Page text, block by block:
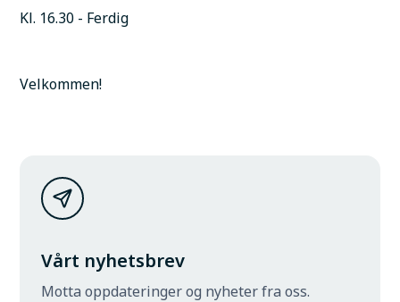
Kl. 16.30 - Ferdig
Velkommen!
Vårt nyhetsbrev
Motta oppdateringer og nyheter fra oss.